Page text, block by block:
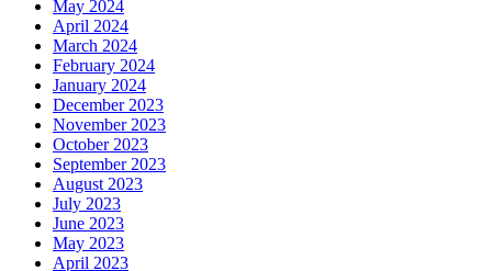
May 2024
April 2024
March 2024
February 2024
January 2024
December 2023
November 2023
October 2023
September 2023
August 2023
July 2023
June 2023
May 2023
April 2023